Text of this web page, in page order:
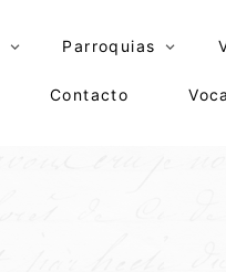
Parroquias
Contacto